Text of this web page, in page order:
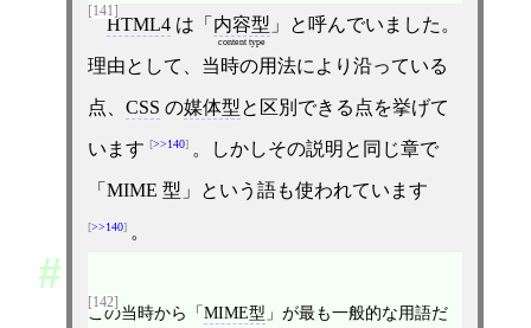
[141]
HTML4は「 内容型
content type
」と呼んでいました。
理由として、当時の用法により沿っている
点、 CSS の媒体型と区別できる点を挙げて
います >>140 。しかしその説明と同じ章で
「MIME 型」という語も使われています
>>140 。
[142]
この当時から「MIME型 」が最も一般的な用語だ